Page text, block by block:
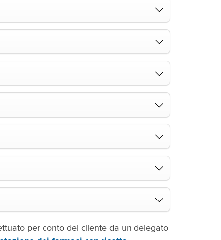
per conto del cliente da un delegato